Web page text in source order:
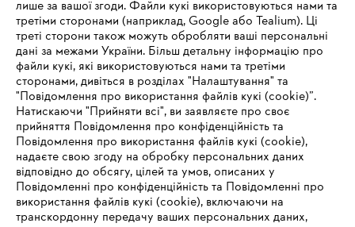
Про компанію STIHL
Запитання та відповіді
лише за вашої згоди. Файли кукі використовуються нами та
третіми сторонами (наприклад, Google або Tealium). Ці
треті сторони також можуть обробляти ваші персональні
дані за межами України. Більш детальну інформацію про
файли кукі, які використовуються нами та третіми
сторонами, дивіться в розділах "Налаштування" та
"Повідомлення про використання файлів кукі (cookie)”.
Натискаючи "Прийняти всі", ви заявляєте про своє
прийняття Повідомлення про конфіденційність та
Повідомлення про використання файлів кукі (cookie),
надаєте свою згоду на обробку персональних даних
відповідно до обсягу, цілей та умов, описаних у
Повідомленні про конфіденційність та Повідомленні про
використання файлів кукі (cookie), включаючи на
транскордонну передачу ваших персональних даних,